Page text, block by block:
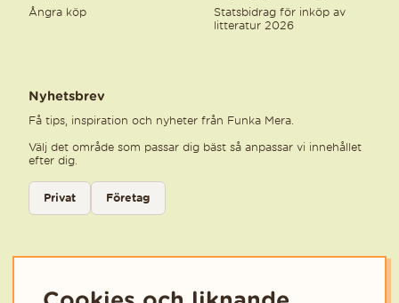
Ångra köp
Statsbidrag för inköp av
litteratur 2026
Nyhetsbrev
Få tips, inspiration och nyheter från Funka Mera.
Välj det område som passar dig bäst så anpassar vi innehållet
efter dig.
Välj kategori för nyhetsbrev
Privat
Företag